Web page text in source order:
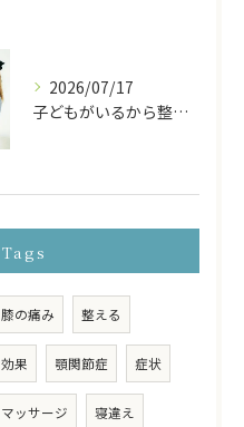
2026/07/17
子どもがいるから整体に行けない… そんなママのための『お子様連れ整体コース』
Tags
膝の痛み 整える
効果 顎関節症 症状
マッサージ 寝違え